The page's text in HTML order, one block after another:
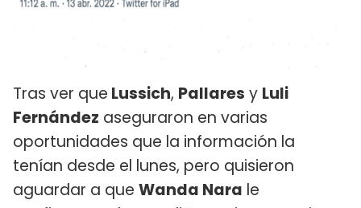
Tras ver que Lussich, Pallares y Luli
Fernández aseguraron en varias
oportunidades que la información la
tenían desde el lunes, pero quisieron
aguardar a que Wanda Nara le